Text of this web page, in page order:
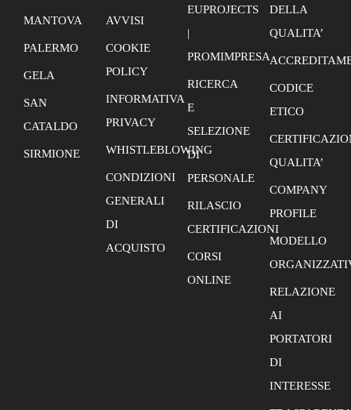
MANTOVA
PALERMO
GELA
SAN
CATALDO
SIRMIONE
AVVISI
COOKIE
POLICY
INFORMATIVA
PRIVACY
WHISTLEBLOWING
CONDIZIONI
GENERALI
DI
ACQUISTO
EUPROJECTS
|
PROMIMPRESA
RICERCA
E
SELEZIONE
DI
PERSONALE
RILASCIO
CERTIFICAZIONI
CORSI
ONLINE
DELLA
QUALITA’
CODICE
ETICO
QUALITA’
COMPANY
PROFILE
MODELLO
RELAZIONE
AI
PORTATORI
DI
INTERESSE